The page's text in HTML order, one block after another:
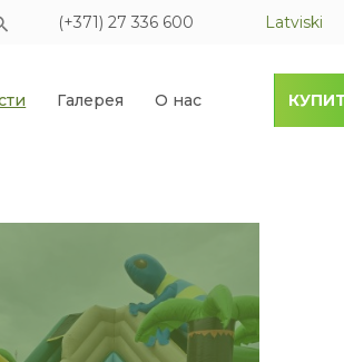
(+371) 27 336 600 Latviski
Галерея О нас